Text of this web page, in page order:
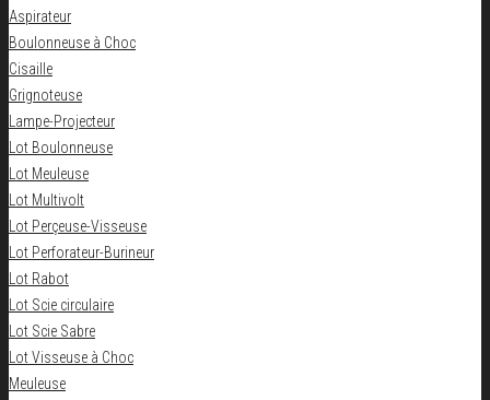
Aspirateur
Boulonneuse à Choc
Cisaille
Grignoteuse
Lampe-Projecteur
Lot Boulonneuse
Lot Meuleuse
Lot Multivolt
Lot Perçeuse-Visseuse
Lot Perforateur-Burineur
Lot Rabot
Lot Scie circulaire
Lot Scie Sabre
Lot Visseuse à Choc
Meuleuse